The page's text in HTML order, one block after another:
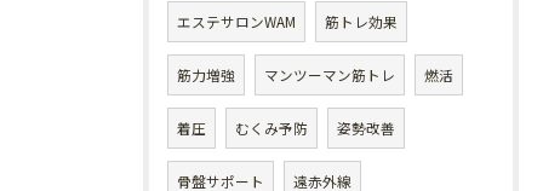
エステサロンWAM 筋トレ効果
筋力増強 マンツーマン筋トレ 燃活
着圧 むくみ予防 姿勢改善
骨盤サポート 遠赤外線